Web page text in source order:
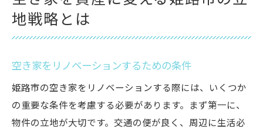
地戦略とは
空き家をリノベーションするための条件
姫路市の空き家をリノベーションする際には、いくつか
の重要な条件を考慮する必要があります。まず第一に、
物件の立地が大切です。交通の便が良く、周辺に生活必